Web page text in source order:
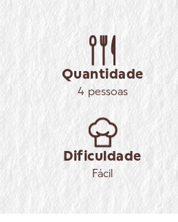
Quantidade
4 pessoas
Dificuldade
Fácil